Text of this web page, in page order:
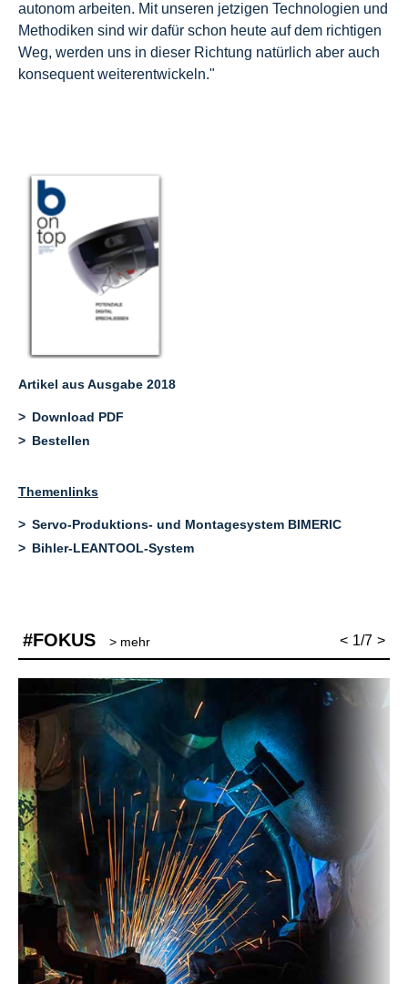
autonom arbeiten. Mit unseren jetzigen Technologien und
Methodiken sind wir dafür schon heute auf dem richtigen
Weg, werden uns in dieser Richtung natürlich aber auch
konsequent weiterentwickeln."
Artikel aus Ausgabe 2018
Download PDF
Bestellen
Themenlinks
Servo-Produktions- und Montagesystem BIMERIC
Bihler-LEANTOOL-System
#FOKUS > mehr < 1/7 >